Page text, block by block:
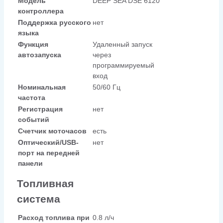
контроллера
Поддержка русского
языка
нет
Функция
автозапуска
Удаленный запуск
через
программируемый
вход
Номинальная
частота
50/60 Гц
Регистрация
событий
нет
Счетчик моточасов
есть
Оптический/USB-
порт на передней
панели
нет
Топливная
система
Расход топлива при 0.8 л/ч